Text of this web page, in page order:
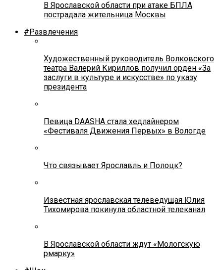
В Ярославской области при атаке БПЛА
пострадала жительница Москвы
#Развлечения
Художественный руководитель Волковского
театра Валерий Кириллов получил орден «За
заслуги в культуре и искусстве» по указу
президента
Певица DAASHA стала хедлайнером
«Фестиваля Движения Первых» в Вологде
Что связывает Ярославль и Полоцк?
Известная ярославская телеведущая Юлия
Тихомирова покинула областной телеканал
В Ярославской области ждут «Мологскую
рмарку»